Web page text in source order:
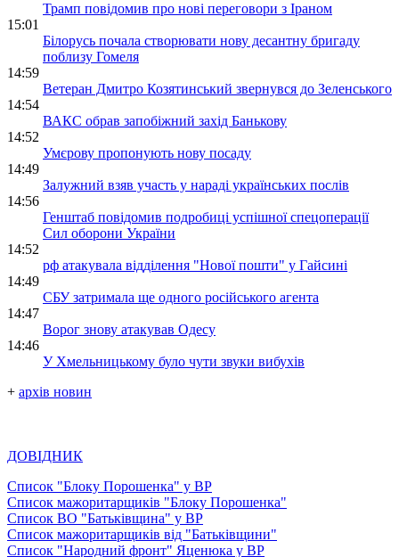
Трамп повідомив про нові переговори з Іраном
15:01
Білорусь почала створювати нову десантну бригаду
поблизу Гомеля
14:59
Ветеран Дмитро Козятинський звернувся до Зеленського
14:54
ВАКС обрав запобіжний захід Банькову
14:52
Умєрову пропонують нову посаду
14:49
Залужний взяв участь у нараді українських послів
14:56
Генштаб повідомив подробиці успішної спецоперації
Сил оборони України
14:52
рф атакувала відділення "Нової пошти" у Гайсині
14:49
СБУ затримала ще одного російського агента
14:47
Ворог знову атакував Одесу
14:46
У Хмельницькому було чути звуки вибухів
+ архів новин
ДОВІДНИК
Список "Блоку Порошенка" у ВР
Список мажоритарщиків "Блоку Порошенка"
Список ВО "Батьківщина" у ВР
Список мажоритарщиків від "Батьківщини"
Список "Народний фронт" Яценюка у ВР